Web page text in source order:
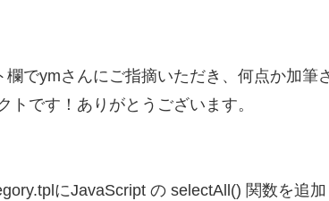
でymさんにご指摘いただき、何点か加筆
トです！ありがとうございます。
にJavaScript の selectAll() 関数を追加